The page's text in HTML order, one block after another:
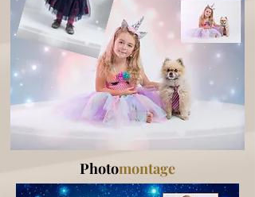
Photomontage